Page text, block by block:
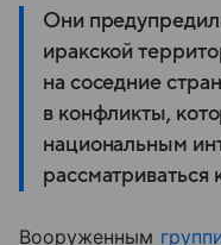
Они
иракской
на соседние
в конфликты,
национальным
рассматриваться
Вооруженным